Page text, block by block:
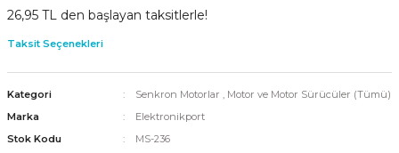
26,95 TL den başlayan taksitlerle!
Taksit Seçenekleri
Kategori Senkron Motorlar , Motor ve Motor Sürücüler (Tümü)
Marka
Elektronikport
Stok Kodu
MS-236